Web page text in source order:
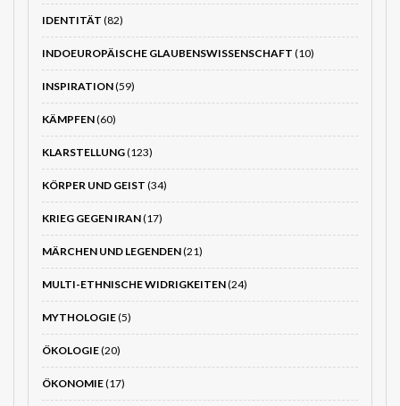
IDENTITÄT (82)
INDOEUROPÄISCHE GLAUBENSWISSENSCHAFT (10)
INSPIRATION(59)
KÄMPFEN(60)
KLARSTELLUNG(123)
KÖRPER UND GEIST (34)
KRIEG GEGEN IRAN(17)
MÄRCHEN UND LEGENDEN(21)
MULTI-ETHNISCHE WIDRIGKEITEN(24)
MYTHOLOGIE(5)
ÖKOLOGIE(20)
ÖKONOMIE(17)